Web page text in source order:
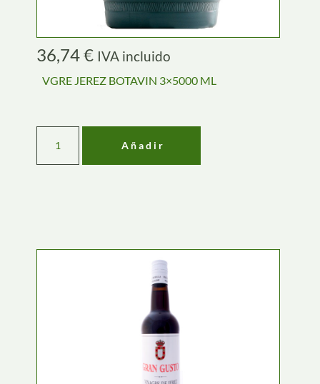
36,74€ IVA incluido
VGRE JEREZ BOTAVIN 3×5000 ML
Añadir